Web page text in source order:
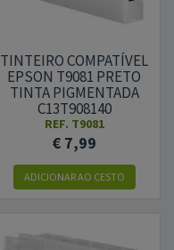
TINTEIRO COMPATÍVEL
EPSON T9081 PRETO
TINTA PIGMENTADA
C13T908140
REF. T9081
€ 7,99
ADICIONARAO CESTO